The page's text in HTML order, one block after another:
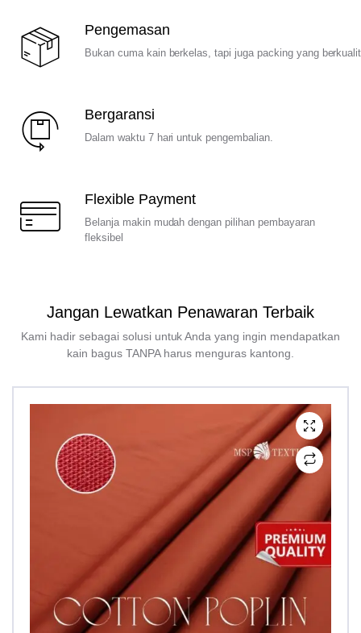
Pengemasan
Bukan cuma kain berkelas, tapi juga packing yang
Bergaransi
Dalam waktu 7 hari untuk pengembalian.
Flexible Payment
Belanja makin mudah dengan pilihan pembayaran
fleksibel
Jangan Lewatkan Penawaran Terbaik
Kami hadir sebagai solusi untuk Anda yang ingin mendapatkan
kain bagus TANPA harus menguras kantong.